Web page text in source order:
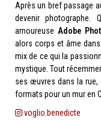
Après un bref passage
devenir photographe.
amoureuse Adobe
alors corps et âme
mix de ce qui la
mystique. Tout
ses œuvres dans la rue,
formats pour un mur en
voglio.benedicte